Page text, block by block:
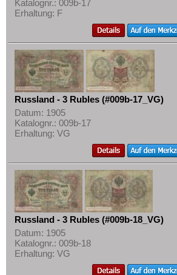
Katalognr.: 009b-17
Erhaltung: F
Russland - 3 Rubles (#009b-17_VG)
Datum: 1905
Katalognr.: 009b-17
Erhaltung: VG
Russland - 3 Rubles (#009b-18_VG)
Datum: 1905
Katalognr.: 009b-18
Erhaltung: VG